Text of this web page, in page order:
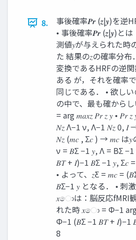
8.
事後確率𝑷𝒓 (𝒛|𝒚)を逆
• 事後確率𝑷𝒓 (𝒛|𝒚)と
測値𝑦が与えられた時
た 結果の𝑧の確率分
変換であるHRFの逆
ある が，それを確率
同じである． • 欲し
の中で、最も確から
= arg 𝑚𝑎𝑥𝑧 𝑃𝑟 𝑧 𝑦 • 𝑃𝑟
𝑁𝑧 Λ−1 ν, Λ−1 𝑁𝑧 0, 𝐼
𝑁𝑧 (𝑚𝑐 , Σ𝑐 ) → 𝑚𝑐 は𝑦
ν = 𝐵Σ −1 𝑦, Λ = BΣ
𝐵𝑇 + 𝐼)−1 𝐵Σ −1 𝑦, Σ𝑐
• よって、𝑧Ƹ = 𝑚𝑐 =
𝐵Σ−1 𝑦 となる． • 刺
𝑥ොは：脳反応fMRI
れた時 𝑥ො = Φ−1 arg
Φ−1 (𝐵Σ −1 𝐵𝑇 + 𝐼)−1
8